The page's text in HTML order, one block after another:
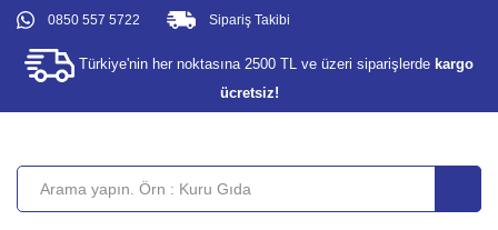
0850 557 5722
Türkiye'nin her noktasına 2500 TL ve üzeri siparişlerde kargo
ücretsiz!
Sipariş Takibi